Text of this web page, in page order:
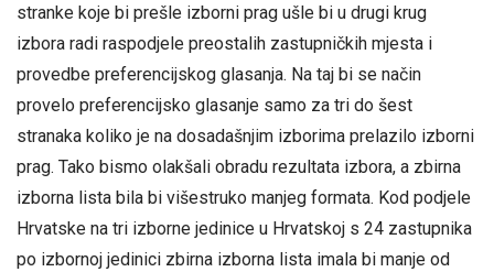
stranke koje bi prešle izborni prag ušle bi u drugi krug
izbora radi raspodjele preostalih zastupničkih mjesta i
provedbe preferencijskog glasanja. Na taj bi se način
provelo preferencijsko glasanje samo za tri do šest
stranaka koliko je na dosadašnjim izborima prelazilo izborni
prag. Tako bismo olakšali obradu rezultata izbora, a zbirna
izborna lista bila bi višestruko manjeg formata. Kod podjele
Hrvatske na tri izborne jedinice u Hrvatskoj s 24 zastupnika
po izbornoj jedinici zbirna izborna lista imala bi manje od